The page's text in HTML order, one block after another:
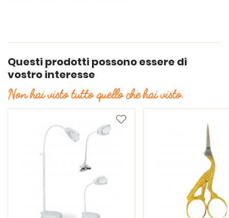
Questi prodotti possono essere di
vostro interesse
Non hai visto tutto quello che hai visto.